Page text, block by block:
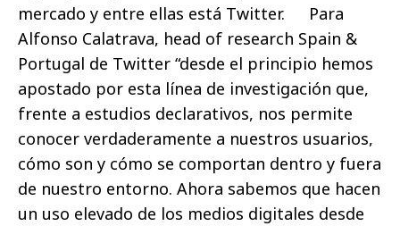
mercado y entre ellas está Twitter. Para
Alfonso Calatrava, head of research Spain &
Portugal de Twitter “desde el principio hemos
apostado por esta línea de investigación que,
frente a estudios declarativos, nos permite
conocer verdaderamente a nuestros usuarios,
cómo son y cómo se comportan dentro y fuera
de nuestro entorno. Ahora sabemos que hacen
un uso elevado de los medios digitales desde